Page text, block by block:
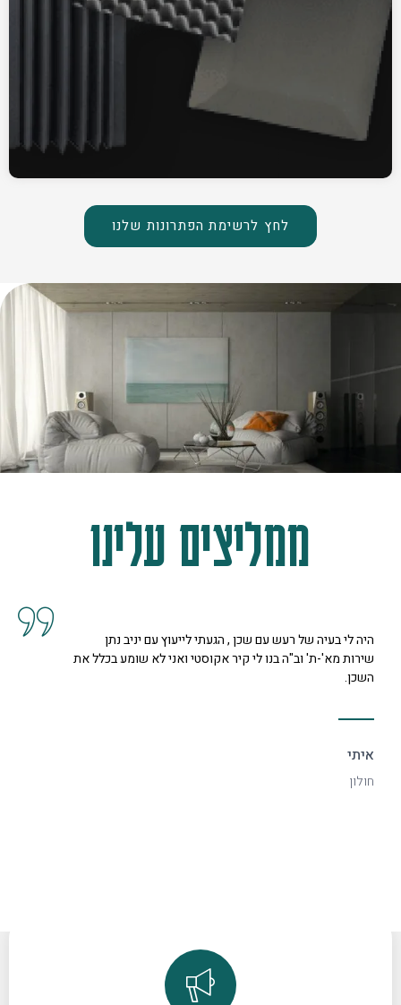
לחץ לרשימת הפתרונות שלנו
ממליצים עלינו
קיבלנו שרות מצוין, הסברים ותשובות לכל השאלות מנציגה
נחמדה מאוד בשם קרן היא המליצה לנו על פיתרון להד בחלל
דקורטיבי ויפה.
ספיר
רמת גן